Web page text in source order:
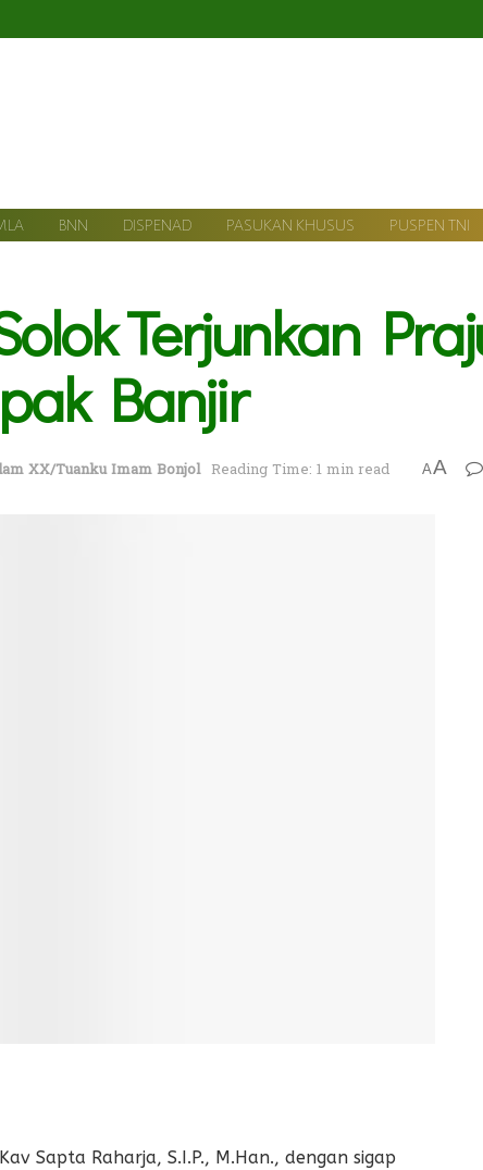
BNN DISPENAD PASUKAN KHUSUS PUSPEN TNI
Terjunkan
Banjir
XX/Tuanku Imam Bonjol Reading Time: 1 min read AA
Sapta Raharja, S.I.P., M.Han., dengan sigap